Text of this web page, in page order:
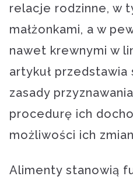
relacje rodzinne, w
małżonkami, a w
nawet krewnymi w
artykuł przedstawia
zasady
procedurę ich
możliwości ich
Alimenty stanowią